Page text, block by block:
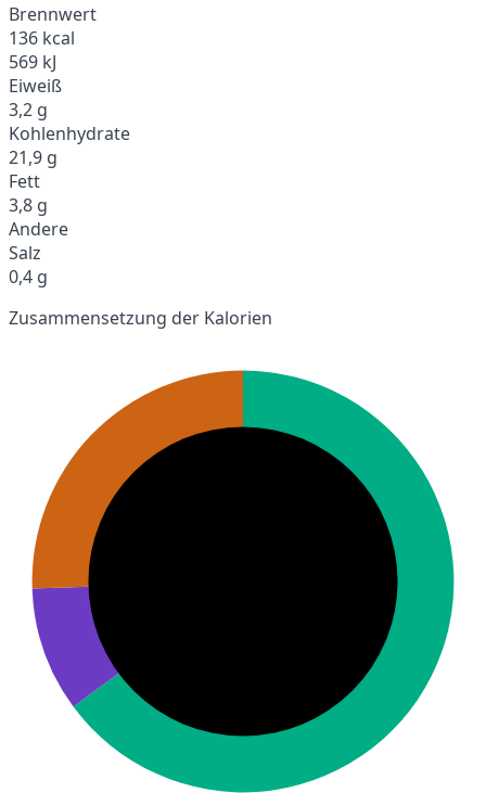
Brennwert
136 kcal
569 kJ
Eiweiß
3,2 g
Kohlenhydrate
21,9 g
Fett
3,8 g
Andere
Salz
0,4 g
Zusammensetzung der Kalorien